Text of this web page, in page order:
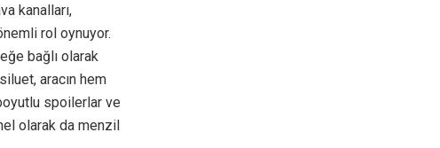
kanalları,
rol oynuyor.
bağlı olarak
aracın hem
spoilerlar ve
olarak da menzil